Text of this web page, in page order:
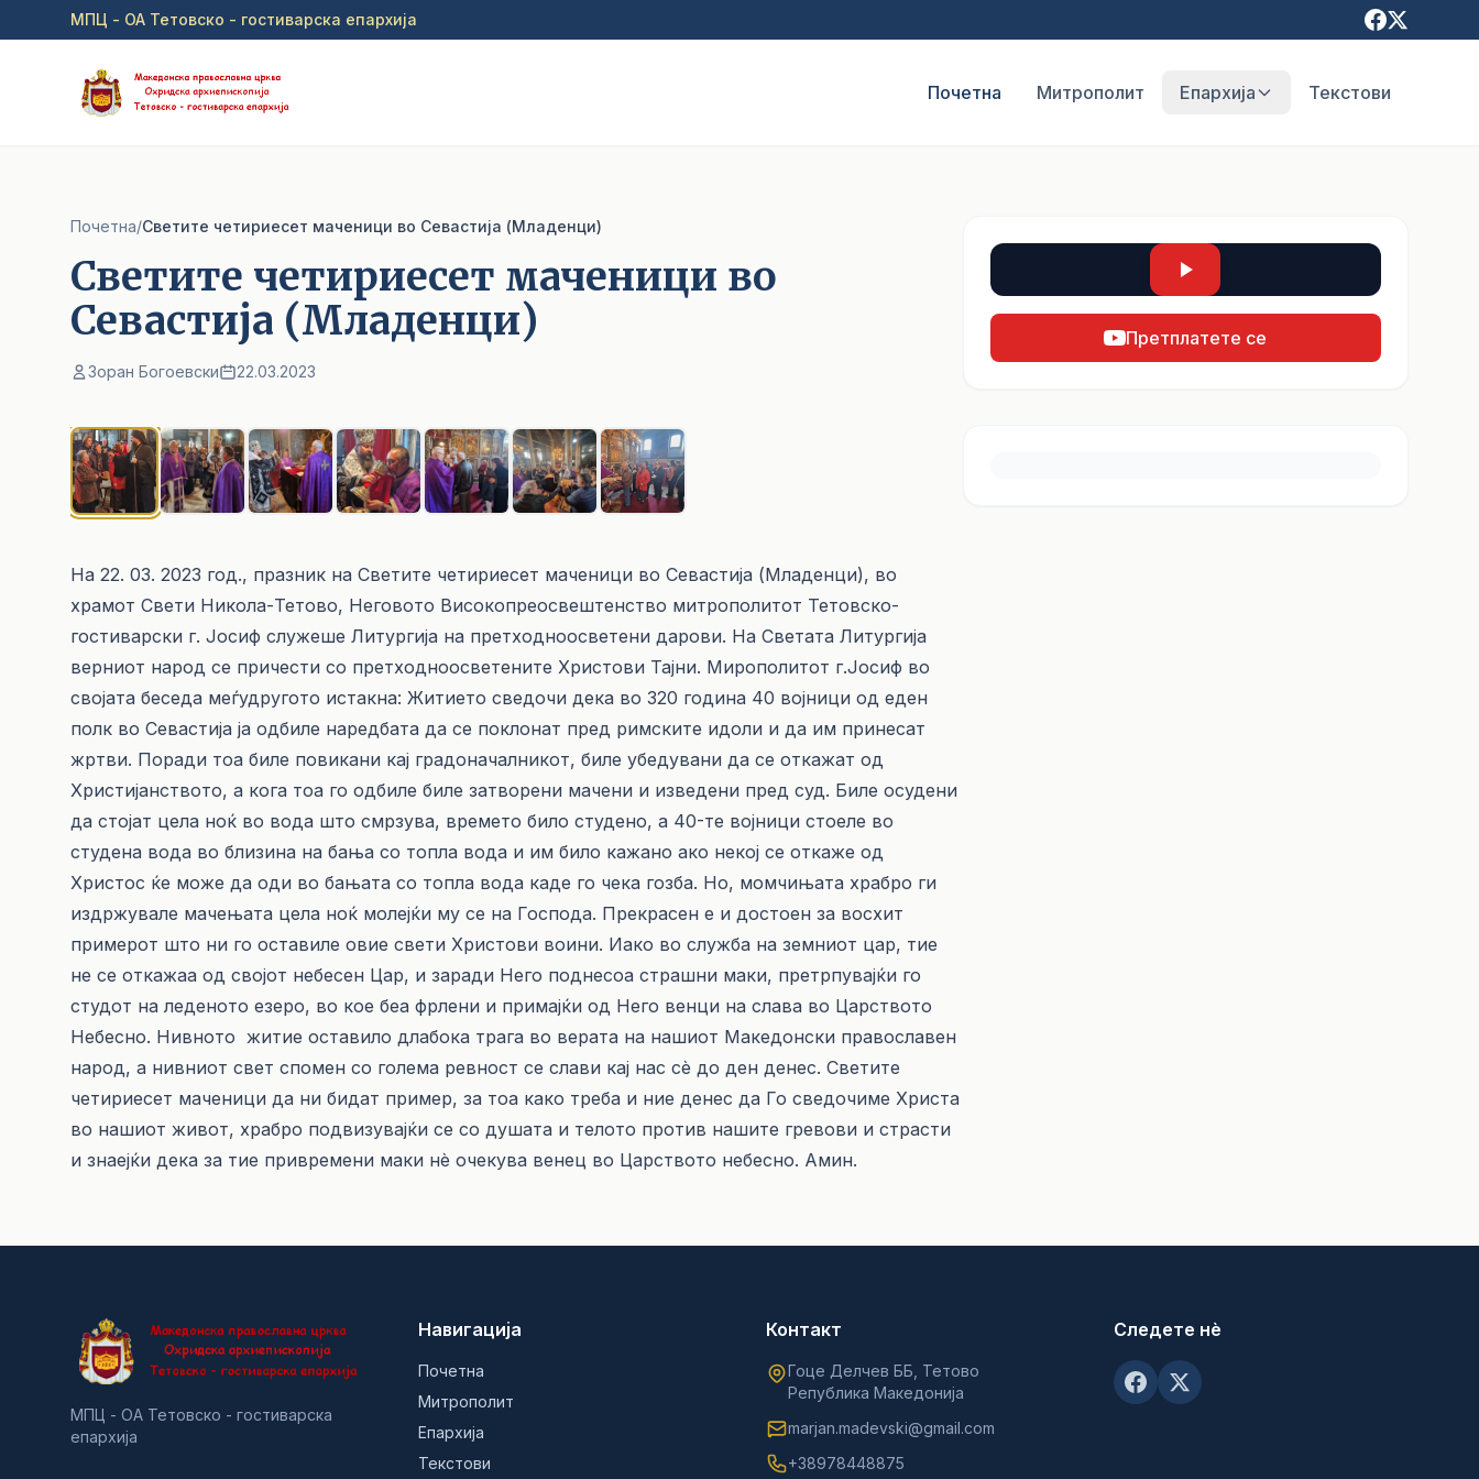
Прејди на главна содржина
МПЦ - ОА Тетовско - гостиварска епархија
Почетна Митрополит Епархија Текстови
Почетна/Светите четириесет маченици во Севастија (Младенци)
Светите четириесет маченици во
Севастија (Младенци)
Зоран Богоевски 22.03.2023
На 22. 03. 2023 год., празник на Светите четириесет маченици во Севастија (Младенци), во
храмот Свети Никола-Тетово, Неговото Високопреосвештенство митрополитот Тетовско-
гостиварски г. Јосиф служеше Литургија на претходноосветени дарови. На Светата Литургија
верниот народ се причести со претходноосветените Христови Тајни. Мирополитот г.Јосиф во
својата беседа меѓудругото истакна: Житието сведочи дека во 320 година 40 војници од еден
полк во Севастија ја одбиле наредбата да се поклонат пред римските идоли и да им принесат
жртви. Поради тоа биле повикани кај градоначалникот, биле убедувани да се откажат од
Христијанството, а кога тоа го одбиле биле затворени мачени и изведени пред суд. Биле осудени
да стојат цела ноќ во вода што смрзува, времето било студено, а 40-те војници стоеле во
студена вода во близина на бања со топла вода и им било кажано ако некој се откаже од
Христос ќе може да оди во бањата со топла вода каде го чека гозба. Но, момчињата храбро ги
издржувале мачењата цела ноќ молејќи му се на Господа. Прекрасен е и достоен за восхит
примерот што ни го оставиле овие свети Христови воини. Иако во служба на земниот цар, тие
не се откажаа од својот небесен Цар, и заради Него поднесоа страшни маки, претрпувајќи го
студот на леденото езеро, во кое беа фрлени и примајќи од Него венци на слава во Царството
Небесно. Нивното житие оставило длабока трага во верата на нашиот Македонски православен
народ, а нивниот свет спомен со голема ревност се слави кај нас сè до ден денес. Светите
четириесет маченици да ни бидат пример, за тоа како треба и ние денес да Го сведочиме Христа
во нашиот живот, храбро подвизувајќи се со душата и телото против нашите гревови и страсти
и знаејќи дека за тие привремени маки нè очекува венец во Царството небесно. Амин.
Претплатете се
МПЦ - ОА Тетовско - гостиварска
епархија
Навигација
Почетна
Митрополит
Епархија
Текстови
Контакт
Гоце Делчев ББ, Тетово
Република Македонија
marjan.madevski@gmail.com
+38978448875
Следете нè